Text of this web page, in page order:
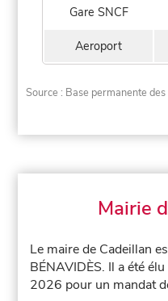
Gare SNCF
Aeroport
Source : Base permanente
Mairie
Le maire de Cadeillan
BÉNAVIDÈS. Il a été
2026 pour un mandat